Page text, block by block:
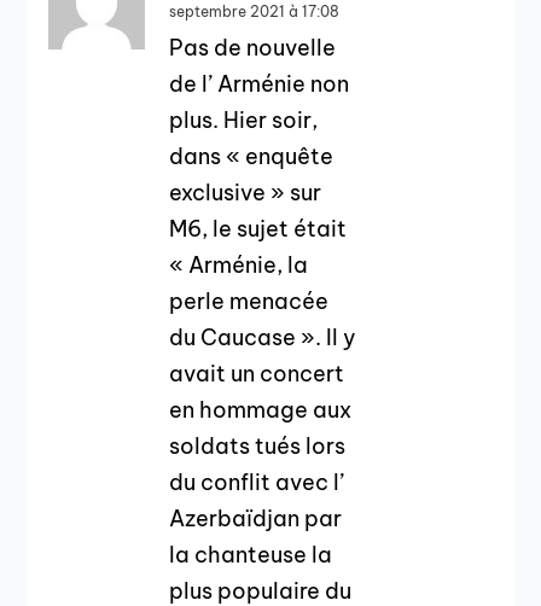
septembre 2021 à 17:08
Pas de nouvelle
de l’ Arménie non
plus. Hier soir,
dans « enquête
exclusive » sur
M6, le sujet était
« Arménie, la
perle menacée
du Caucase ». Il y
avait un concert
en hommage aux
soldats tués lors
du conflit avec l’
Azerbaïdjan par
la chanteuse la
plus populaire du